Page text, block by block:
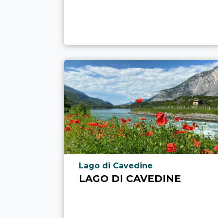
aria.poi_location_prefix
Lago di Cavedine
LAGO DI CAVEDINE